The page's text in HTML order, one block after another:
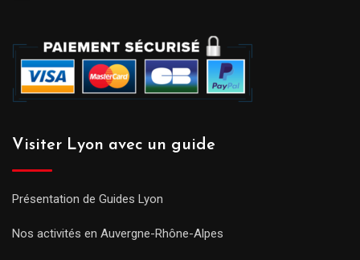
Visiter Lyon avec un guide
Présentation de Guides Lyon
Nos activités en Auvergne-Rhône-Alpes